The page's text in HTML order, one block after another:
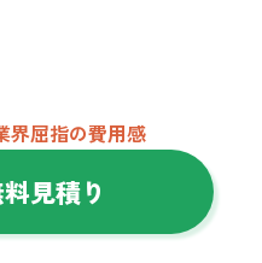
界屈指の費用感
見積り